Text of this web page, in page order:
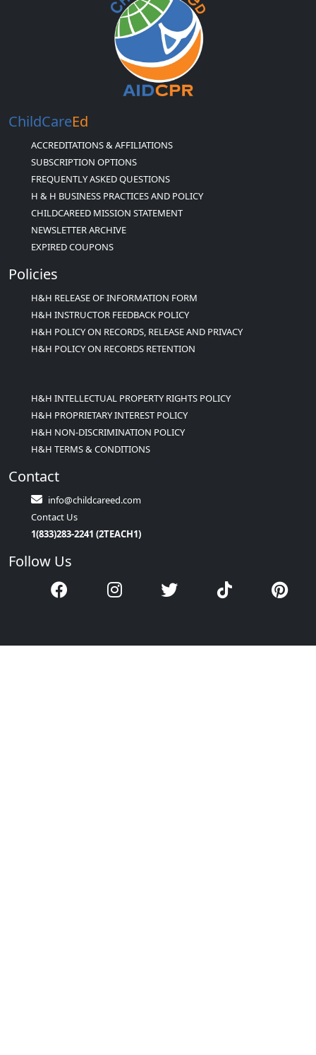
ChildCareEd
ACCREDITATIONS & AFFILIATIONS
SUBSCRIPTION OPTIONS
FREQUENTLY ASKED QUESTIONS
H & H BUSINESS PRACTICES AND POLICY
CHILDCAREED MISSION STATEMENT
NEWSLETTER ARCHIVE
EXPIRED COUPONS
Policies
H&H RELEASE OF INFORMATION FORM
H&H INSTRUCTOR FEEDBACK POLICY
H&H POLICY ON RECORDS, RELEASE AND PRIVACY
H&H POLICY ON RECORDS RETENTION
H&H INTELLECTUAL PROPERTY RIGHTS POLICY
H&H PROPRIETARY INTEREST POLICY
H&H NON-DISCRIMINATION POLICY
H&H TERMS & CONDITIONS
Contact
info@childcareed.com
Contact Us
1(833)283-2241 (2TEACH1)
Follow Us